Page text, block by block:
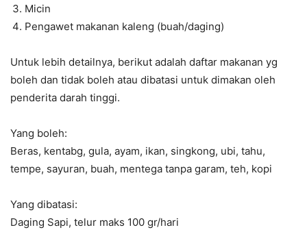
Micin
Pengawet makanan kaleng (buah/daging)
Untuk lebih detailnya, berikut adalah daftar makanan yg
boleh dan tidak boleh atau dibatasi untuk dimakan oleh
penderita darah tinggi.
Yang boleh:
Beras, kentabg, gula, ayam, ikan, singkong, ubi, tahu,
tempe, sayuran, buah, mentega tanpa garam, teh, kopi
Yang dibatasi:
Daging Sapi, telur maks 100 gr/hari